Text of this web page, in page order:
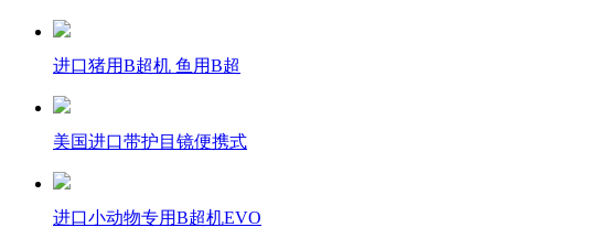
进口猪用B超机 鱼用B超
美国进口带护目镜便携式
进口小动物专用B超机EVO